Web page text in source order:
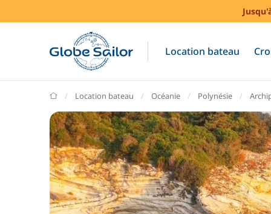
Location bateau
GlobeSailor
Location bateau Océanie Polynésie